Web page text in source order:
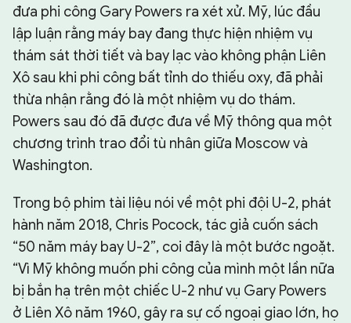
đưa phi công Gary Powers ra xét xử. Mỹ, lúc đầu
lập luận rằng máy bay đang thực hiện nhiệm vụ
thám sát thời tiết và bay lạc vào không phận Liên
Xô sau khi phi công bất tỉnh do thiếu oxy, đã phải
thừa nhận rằng đó là một nhiệm vụ do thám.
Powers sau đó đã được đưa về Mỹ thông qua một
chương trình trao đổi tù nhân giữa Moscow và
Washington.
Trong bộ phim tài liệu nói về một phi đội U-2, phát
hành năm 2018, Chris Pocock, tác giả cuốn sách
“50 năm máy bay U-2”, coi đây là một bước ngoặt.
“Vì Mỹ không muốn phi công của mình một lần nữa
bị bắn hạ trên một chiếc U-2 như vụ Gary Powers
ở Liên Xô năm 1960, gây ra sự cố ngoại giao lớn, họ